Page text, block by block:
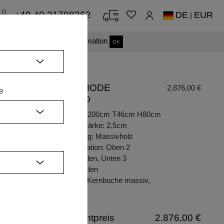
Mehr Information OK
+49 40 31798362 DE | EUR
H
KOMMODE
AMBIO
2.876,00 €
Maße: B200cm T46cm H80cm
Plattenstärke: 2,5cm
Türfüllung: Massivholz
Konfiguration: Oben 2
schubladen, Unten 3
Schubladen
Holzart: Kernbuche massiv,
Gesamtpreis 2.876,00 €